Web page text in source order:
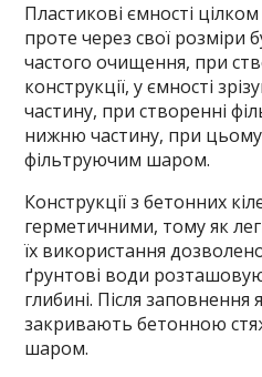
Пластикові ємності
проте через свої розміри
частого очищення, при
конструкції, у ємності
частину, при створенні
нижню частину, при
фільтруючим шаром.
Конструкції з бетонних
герметичними, тому як
їх використання
ґрунтові води
глибині. Після заповнення
закривають бетонною
шаром.